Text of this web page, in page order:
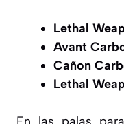
Lethal
Avant
Cañon
Lethal